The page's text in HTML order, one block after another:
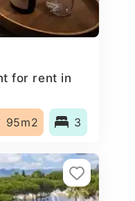
for rent in
95m2 3